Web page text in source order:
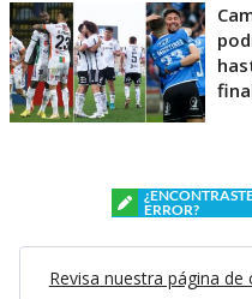
ERROR?
Revisa nuestra página de